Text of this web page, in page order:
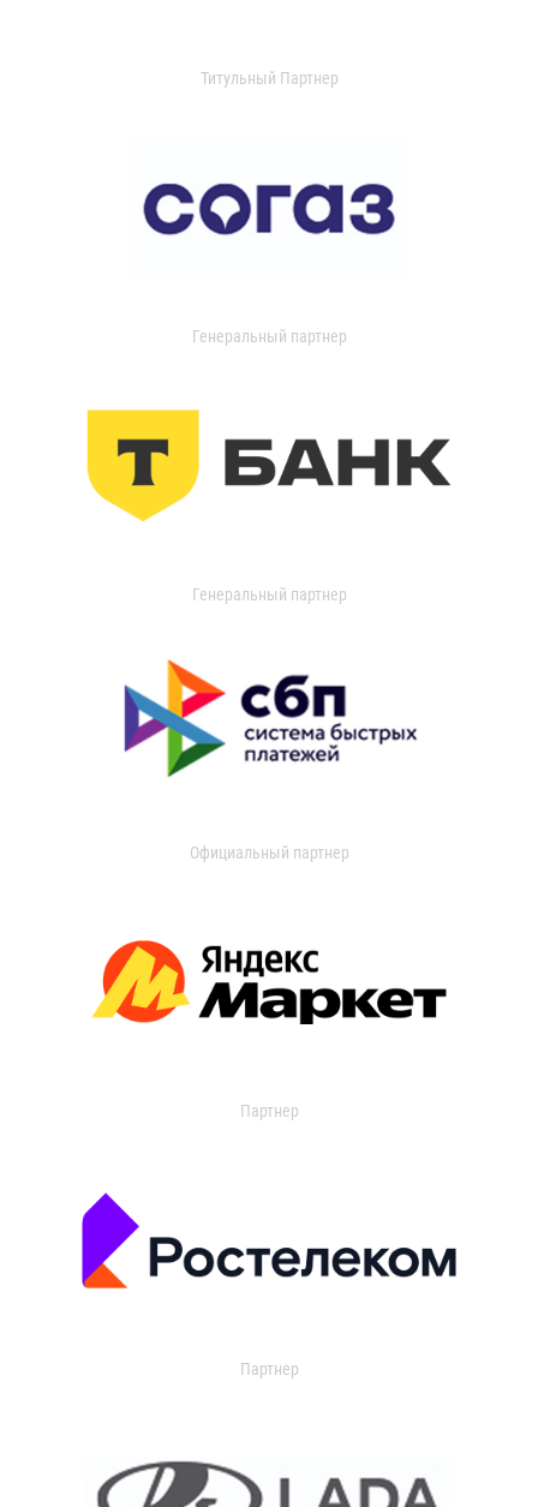
Титульный Партнер
Генеральный партнер
Генеральный партнер
Официальный партнер
Партнер
Партнер